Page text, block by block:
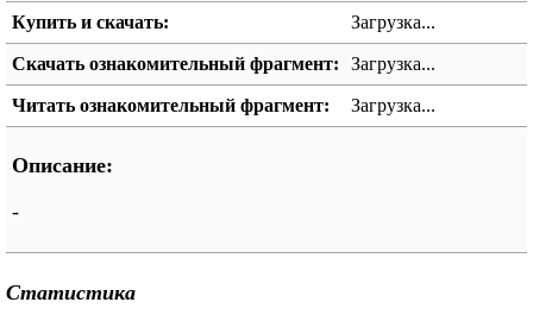
Купить и скачать: Загрузка...
Скачать ознакомительный фрагмент: Загрузка...
Читать ознакомительный фрагмент: Загрузка...
Описание:
-
Статистика